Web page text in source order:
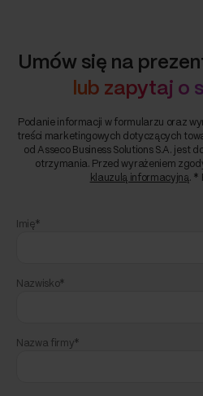
Umów się na
lub zapytaj o
Podanie informacji w formularzu oraz
treści marketingowych dotyczących
od Asseco Business Solutions S.A. jest
otrzymania. Przed wyrażeniem
klauzulą informacyjną. *
Imię*
Nazwisko*
Nazwa firmy*